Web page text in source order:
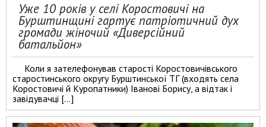
Уже 10 років у селі Коростовичі на
Бурштинщині гартує патріотичний дух
громади жіночий «Диверсійний
батальйон»
Коли я зателефонував старості Коростовичівського
старостинського округу Бурштинської ТГ (входять села
Коростовичі й Куропатники) Іванові Борису, а відтак і
завідувачці […]